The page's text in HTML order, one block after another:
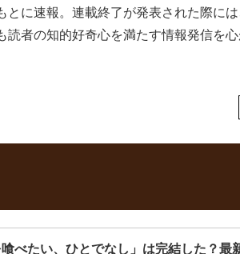
とに速報。連載終了が発表された際に
読者の知的好奇心を満たす情報発信を心
喰べたい、ひとでなし」は完結した？最